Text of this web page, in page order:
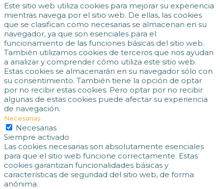
Este sitio web utiliza cookies para mejorar su experiencia
mientras navega por el sitio web. De ellas, las cookies
que se clasifican como necesarias se almacenan en su
navegador, ya que son esenciales para el
funcionamiento de las funciones básicas del sitio web.
También utilizamos cookies de terceros que nos ayudan
a analizar y comprender cómo utiliza este sitio web.
Estas cookies se almacenarán en su navegador sólo con
su consentimiento. También tiene la opción de optar
por no recibir estas cookies. Pero optar por no recibir
algunas de estas cookies puede afectar su experiencia
de navegación.
Necesarias
Necesarias
Siempre activado
Las cookies necesarias son absolutamente esenciales
para que el sitio web funcione correctamente. Estas
cookies garantizan funcionalidades básicas y
características de seguridad del sitio web, de forma
anónima.